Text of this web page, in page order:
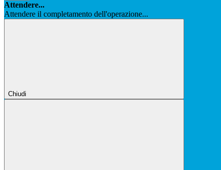
Attendere...
Attendere il completamento dell'operazione...
Chiudi